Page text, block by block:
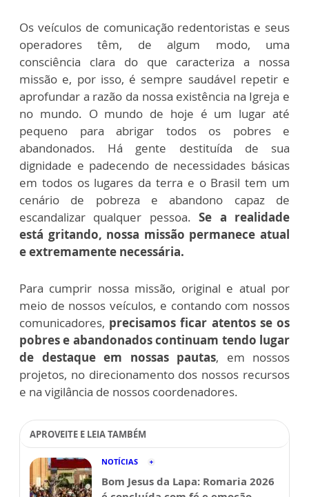
Os veículos de comunicação redentoristas e seus
operadores têm, de algum modo, uma
consciência clara do que caracteriza a nossa
missão e, por isso, é sempre saudável repetir e
aprofundar a razão da nossa existência na Igreja e
no mundo. O mundo de hoje é um lugar até
pequeno para abrigar todos os pobres e
abandonados. Há gente destituída de sua
dignidade e padecendo de necessidades básicas
em todos os lugares da terra e o Brasil tem um
cenário de pobreza e abandono capaz de
escandalizar qualquer pessoa. Se a realidade
está gritando, nossa missão permanece atual
e extremamente necessária.
Para cumprir nossa missão, original e atual por
meio de nossos veículos, e contando com nossos
comunicadores, precisamos ficar atentos se os
pobres e abandonados continuam tendo lugar
de destaque em nossas pautas, em nossos
projetos, no direcionamento dos nossos recursos
e na vigilância de nossos coordenadores.
APROVEITE E LEIA TAMBÉM
NOTÍCIAS
Bom Jesus da Lapa: Romaria 2026